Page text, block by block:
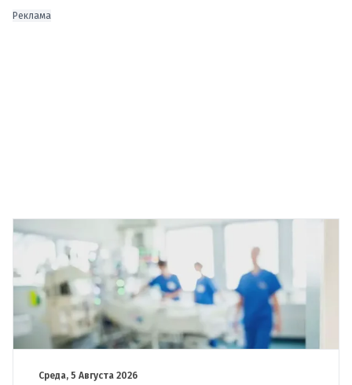
Реклама
Среда, 5 Августа 2026